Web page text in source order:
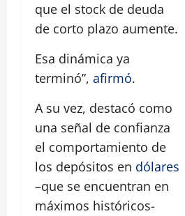
que el stock de deuda
de corto plazo aumente.
Esa dinámica ya
terminó”, afirmó.
A su vez, destacó como
una señal de confianza
el comportamiento de
los depósitos en dólares
–que se encuentran en
máximos históricos-